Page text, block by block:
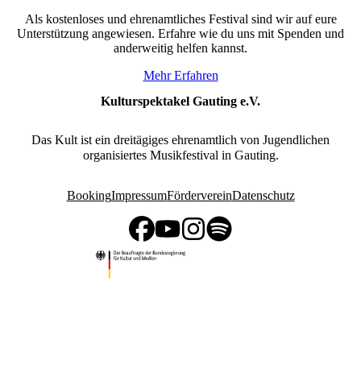
Als kostenloses und ehrenamtliches Festival sind wir auf eure
Unterstützung angewiesen. Erfahre wie du uns mit Spenden und
anderweitig helfen kannst.
Mehr Erfahren
Kulturspektakel Gauting e.V.
Das Kult ist ein dreitägiges ehrenamtlich von Jugendlichen
organisiertes Musikfestival in Gauting.
BookingImpressumFördervereinDatenschutz